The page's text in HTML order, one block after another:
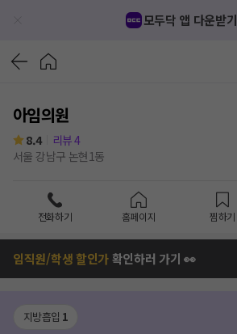
모두닥 앱 다운받기
아임의원
8.4 리뷰4
서울 강남구 논현1동
전화하기 홈페이지 찜하기
임직원/학생 할인가확인하러 가기 👀
지방흡입 1